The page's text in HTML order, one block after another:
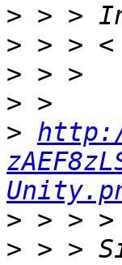
>
>
>
>
>
>
> > >